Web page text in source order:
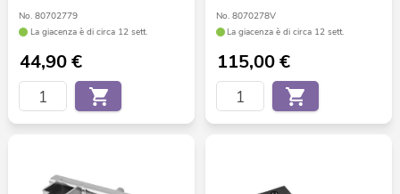
No. 80702779
La giacenza è di circa 12 sett.
44,90€
No. 8070278V
La giacenza è di circa 12 sett.
115,00€